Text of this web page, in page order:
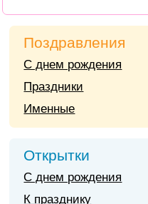
Поздравления
С днем рождения
Праздники
Именные
Открытки
С днем рождения
К празднику